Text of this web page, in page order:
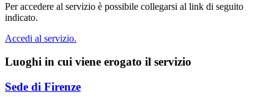
Per accedere al servizio è possibile collegarsi al link di seguito
indicato.
Accedi al servizio.
Luoghi in cui viene erogato il servizio
Sede di Firenze